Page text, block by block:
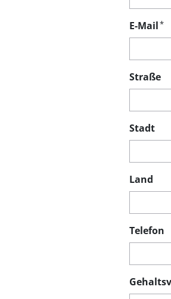
E-Mail*
Straße
Stadt
Land
Telefon